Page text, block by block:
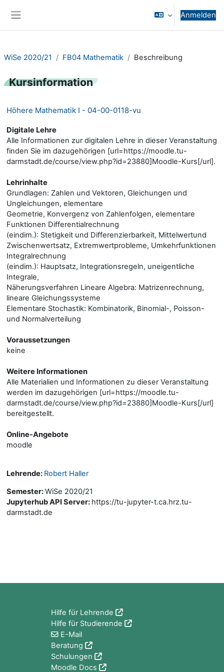
Anmelden
WiSe 2020/21 FB04 Mathematik Beschreibung
Kursinformation
Höhere Mathematik I - 04-00-0118-vu
Digitale Lehre
Alle Informationen zur digitalen Lehre in dieser Veranstaltung
finden Sie im dazugehörigen [url=https://moodle.tu-
darmstadt.de/course/view.php?id=23880]Moodle-Kurs[/url].
Lehrinhalte
Grundlagen: Zahlen und Vektoren, Gleichungen und
Ungleichungen, elementare
Geometrie, Konvergenz von Zahlenfolgen, elementare
Funktionen Differentialrechnung
(eindim.): Stetigkeit und Differenzierbarkeit, Mittelwertund
Zwischenwertsatz, Extremwertprobleme, Umkehrfunktionen
Integralrechnung
(eindim.): Hauptsatz, Integrationsregeln, uneigentliche
Integrale,
Näherungsverfahren Lineare Algebra: Matrizenrechnung,
lineare Gleichungssysteme
Elementare Stochastik: Kombinatorik, Binomial-, Poisson-
und Normalverteilung
Voraussetzungen
keine
Weitere Informationen
Alle Materialien und Informationen zu dieser Veranstaltung
werden im dazugehörigen [url=https://moodle.tu-
darmstadt.de/course/view.php?id=23880]Moodle-Kurs[/url]
bereitgestellt.
Online-Angebote
moodle
Lehrende: Robert Haller
Semester:WiSe 2020/21
Jupyterhub API Server: https://tu-jupyter-t.ca.hrz.tu-
darmstadt.de
Hilfe für Lehrende
Hilfe für Studierende
E-Mail
Beratung
Schulungen
Moodle Docs